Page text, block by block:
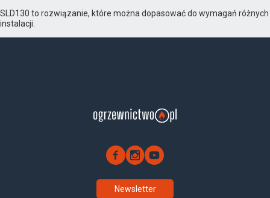
SLD130 to rozwiązanie, które można dopasować do wymagań różnych
instalacji.
Newsletter